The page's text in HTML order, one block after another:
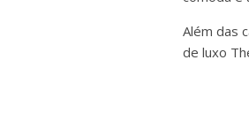
Além das
de luxo